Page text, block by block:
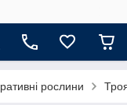
рослини